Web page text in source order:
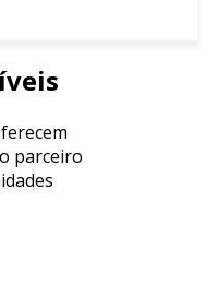
parceiro